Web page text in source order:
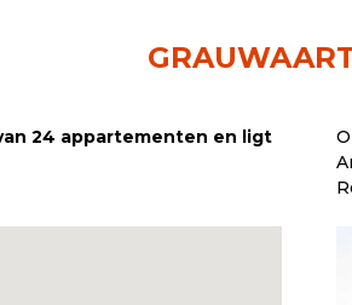
24 appartementen en ligt